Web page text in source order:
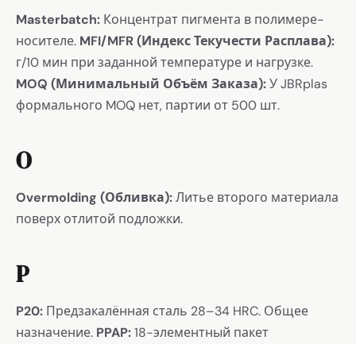
Masterbatch: Концентрат пигмента в полимере-
носителе. MFI/MFR (Индекс Текучести Расплава):
г/10 мин при заданной температуре и нагрузке.
MOQ (Минимальный Объём Заказа):У JBRplas
формального MOQ нет, партии от 500 шт.
O
Overmolding (Обливка):Литье второго материала
поверх отлитой подложки.
P
P20: Предзакалённая сталь 28–34 HRC. Общее
назначение. PPAP:18-элементный пакет